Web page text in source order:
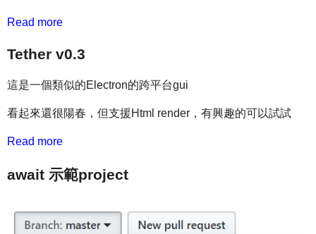
Read more
Tether v0.3
這是一個類似的Electron的跨平台gui
看起來還很陽春，但支援Html render，有興趣的可以試試
Read more
await 示範project